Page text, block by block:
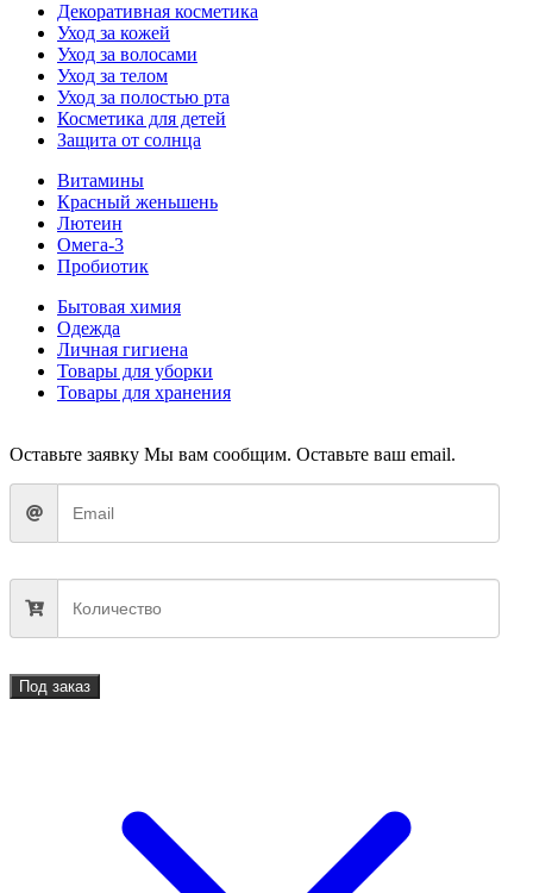
Декоративная косметика
Уход за кожей
Уход за волосами
Уход за телом
Уход за полостью рта
Косметика для детей
Защита от солнца
Витамины
Красный женьшень
Лютеин
Омега-3
Пробиотик
Бытовая химия
Одежда
Личная гигиена
Товары для уборки
Товары для хранения
Оставьте заявку Мы вам сообщим. Оставьте ваш email.
Под заказ